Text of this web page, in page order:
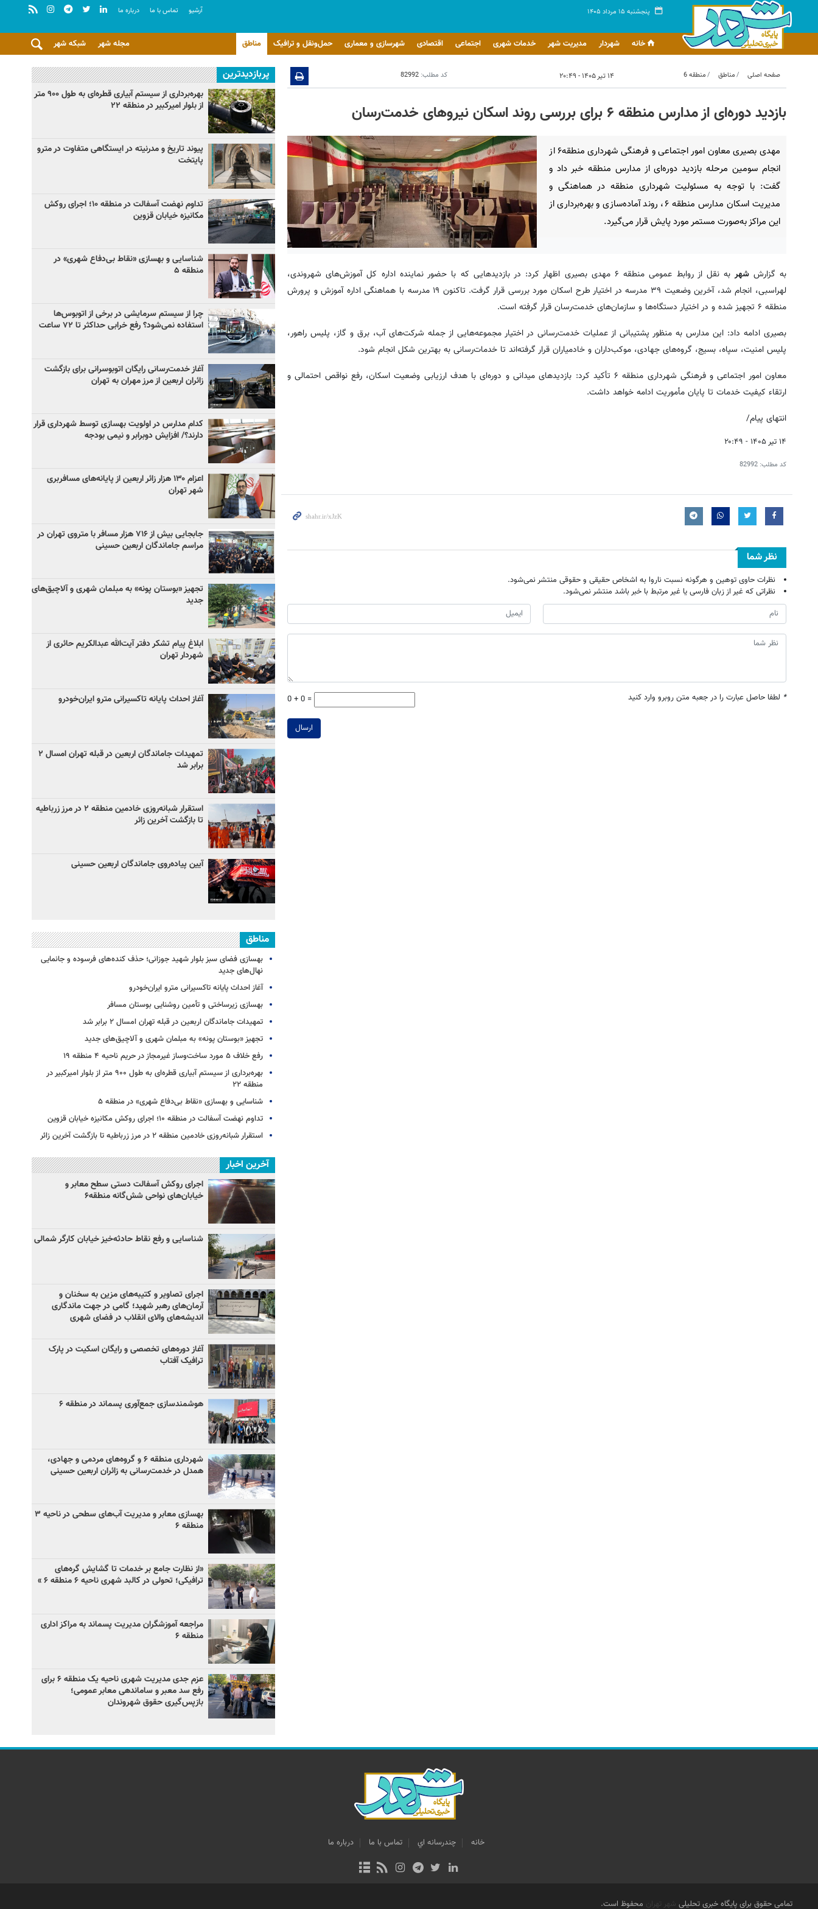
پنجشنبه ۱۵ مرداد ۱۴۰۵ آرشيو تماس با ما درباره ما
خانه شهردار مدیریت شهر خدمات شهری اجتماعی اقتصادی شهرسازی و معماری حمل‌ونقل و ترافیک مناطق شبکه شهر مجله شهر
صفحه اصلی مناطق منطقه 6 ۱۴ تیر ۱۴۰۵ - ۲۰:۴۹ کد مطلب: 82992
بازدید دوره‌ای از مدارس منطقه ۶ برای بررسی روند اسکان نیروهای خدمت‌رسان
مهدی بصیری معاون امور اجتماعی و فرهنگی شهرداری منطقه۶ از
انجام سومین مرحله بازدید دوره‌ای از مدارس منطقه خبر داد و
گفت: با توجه به مسئولیت شهرداری منطقه در هماهنگی و
مدیریت اسکان مدارس منطقه ۶، روند آماده‌سازی و بهره‌برداری از
این مراکز به‌صورت مستمر مورد پایش قرار می‌گیرد.
به گزارششهر
به نقل از روابط عمومی منطقه ۶ مهدی بصیری اظهار کرد: در بازدیدهایی که با حضور نماینده اداره کل آموزش‌های شهروندی،
لهراسبی، انجام شد، آخرین وضعیت ۳۹ مدرسه در اختیار طرح اسکان مورد بررسی قرار گرفت. تاکنون ۱۹ مدرسه با هماهنگی اداره آموزش و پرورش
منطقه ۶ تجهیز شده و در اختیار دستگاه‌ها و سازمان‌های خدمت‌رسان قرار گرفته است.
بصیری ادامه داد: این مدارس به منظور پشتیبانی از عملیات خدمت‌رسانی در اختیار مجموعه‌هایی از جمله شرکت‌های آب، برق و گاز، پلیس راهور،
پلیس امنیت، سپاه، بسیج، گروه‌های جهادی، موکب‌داران و خادمیاران قرار گرفته‌اند تا خدمات‌رسانی به بهترین شکل انجام شود.
معاون امور اجتماعی و فرهنگی شهرداری منطقه ۶ تأکید کرد: بازدیدهای میدانی و دوره‌ای با هدف ارزیابی وضعیت اسکان، رفع نواقص احتمالی و
ارتقاء کیفیت خدمات تا پایان مأموریت ادامه خواهد داشت.
انتهای پیام/
۱۴ تیر ۱۴۰۵ - ۲۰:۴۹
کد مطلب: 82992
نظر شما
نظرات حاوی توهین و هرگونه نسبت ناروا به اشخاص حقیقی و حقوقی منتشر نمی‌شود.
نظراتی که غیر از زبان فارسی یا غیر مرتبط با خبر باشد منتشر نمی‌شود.
* لطفا حاصل عبارت را در جعبه متن روبرو وارد کنید 0 + 0 =
ارسال
پربازدیدترین
بهره‌برداری از سیستم آبیاری قطره‌ای به طول ۹۰۰ متر
از بلوار امیرکبیر در منطقه ۲۲
پیوند تاریخ و مدرنیته در ایستگاهی متفاوت در مترو
پایتخت
تداوم نهضت آسفالت در منطقه ۱۰؛ اجرای روکش
مکانیزه خیابان قزوین
شناسایی و بهسازی «نقاط بی‌دفاع شهری» در
منطقه ۵
چرا از سیستم سرمایشی در برخی از اتوبوس‌ها
استفاده نمی‌شود؟ رفع خرابی حداکثر تا ۷۲ ساعت
آغاز خدمت‌رسانی رایگان اتوبوسرانی برای بازگشت
زائران اربعین از مرز مهران به تهران
کدام مدارس در اولویت بهسازی توسط شهرداری قرار
دارند؟/ افزایش دوبرابر و نیمی بودجه
اعزام ۱۳۰ هزار زائر اربعین از پایانه‌های مسافربری
شهر تهران
جابجایی بیش از ۷۱۶ هزار مسافر با متروی تهران در
مراسم جاماندگان اربعین حسینی
تجهیز «بوستان پونه» به مبلمان شهری و آلاچیق‌های
جدید
ابلاغ پیام تشکر دفتر آیت‌الله عبدالکریم حائری از
شهردار تهران
آغاز احداث پایانه تاکسیرانی مترو ایران‌خودرو
تمهیدات جاماندگان اربعین در قبله تهران امسال ۲
برابر شد
استقرار شبانه‌روزی خادمین منطقه ۲ در مرز زرباطیه
تا بازگشت آخرین زائر
آیین پیاده‌روی جاماندگان اربعین حسینی
مناطق
بهسازی فضای سبز بلوار شهید جوزانی؛ حذف کنده‌های فرسوده و جانمایی
نهال‌های جدید
آغاز احداث پایانه تاکسیرانی مترو ایران‌خودرو
بهسازی زیرساختی و تأمین روشنایی بوستان مسافر
تمهیدات جاماندگان اربعین در قبله تهران امسال ۲ برابر شد
تجهیز «بوستان پونه» به مبلمان شهری و آلاچیق‌های جدید
رفع خلاف ۵ مورد ساخت‌وساز غیرمجاز در حریم ناحیه ۴ منطقه ۱۹
بهره‌برداری از سیستم آبیاری قطره‌ای به طول ۹۰۰ متر از بلوار امیرکبیر در
منطقه ۲۲
شناسایی و بهسازی «نقاط بی‌دفاع شهری» در منطقه ۵
تداوم نهضت آسفالت در منطقه ۱۰؛ اجرای روکش مکانیزه خیابان قزوین
استقرار شبانه‌روزی خادمین منطقه ۲ در مرز زرباطیه تا بازگشت آخرین زائر
آخرین اخبار
اجرای روکش آسفالت دستی سطح معابر و
خیابان‌های نواحی شش‌گانه منطقه۶
شناسایی و رفع نقاط حادثه‌خیز خیابان کارگر شمالی
اجرای تصاویر و کتیبه‌های مزین به سخنان و
آرمان‌های رهبر شهید؛ گامی در جهت ماندگاری
اندیشه‌های والای انقلاب در فضای شهری
آغاز دوره‌های تخصصی و رایگان اسکیت در پارک
ترافیک آفتاب
هوشمندسازی جمع‌آوری پسماند در منطقه ۶
شهرداری منطقه ۶ و گروه‌های مردمی و جهادی،
همدل در خدمت‌رسانی به زائران اربعین حسینی
بهسازی معابر و مدیریت آب‌های سطحی در ناحیه ۳
منطقه ۶
«از نظارت جامع بر خدمات تا گشایش گره‌های
ترافیکی؛ تحولی در کالبد شهری ناحیه ۶ منطقه ۶ »
مراجعه آموزشگران مدیریت پسماند به مراکز اداری
منطقه ۶
عزم جدی مدیریت شهری ناحیه یک منطقه ۶ برای
رفع سد معبر و ساماندهی معابر عمومی؛
بازپس‌گیری حقوق شهروندان
خانه چندرسانه اي تماس با ما درباره ما
تمامی حقوق برای پایگاه خبری تحلیلی شهر تهران محفوظ است.